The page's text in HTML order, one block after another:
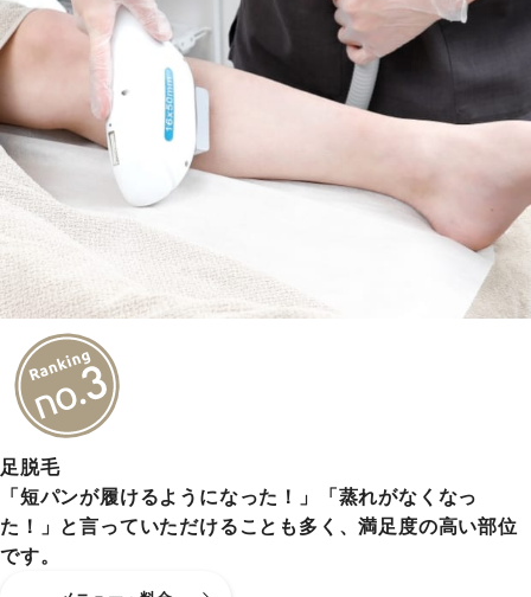
足脱毛
「短パンが履けるようになった！」「蒸れがなくなっ
た！」と言っていただけることも多く、満足度の高い部位
です。